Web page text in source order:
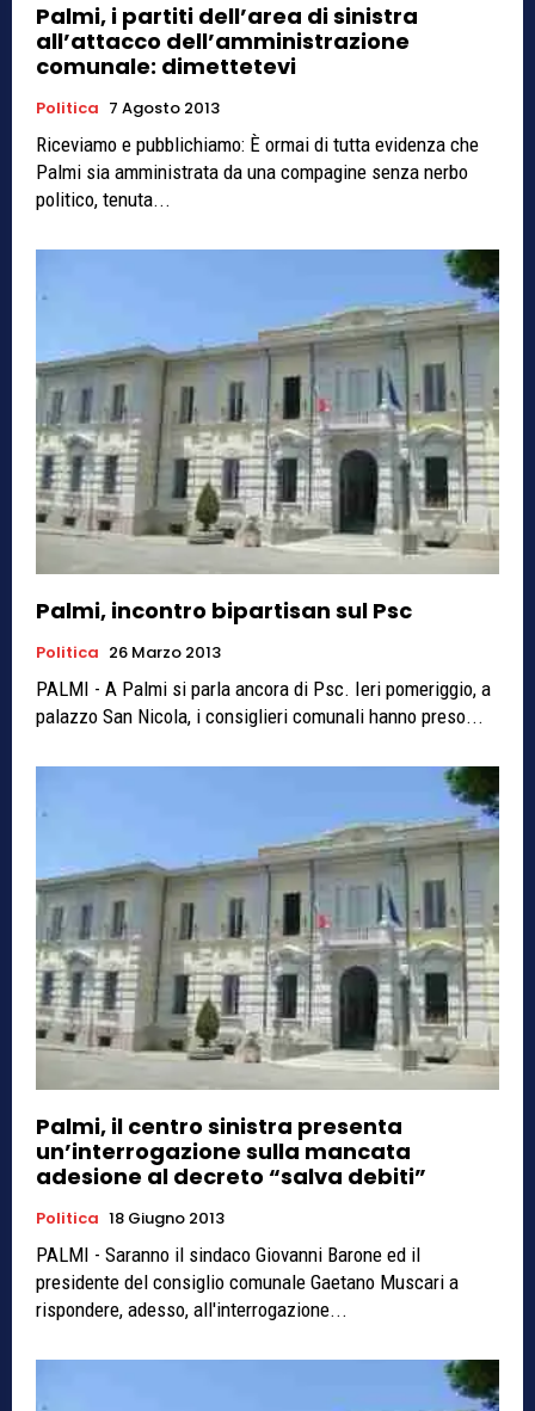
Palmi, i partiti dell’area di sinistra
all’attacco dell’amministrazione
comunale: dimettetevi
Politica 7 Agosto 2013
Riceviamo e pubblichiamo: È ormai di tutta evidenza che
Palmi sia amministrata da una compagine senza nerbo
politico, tenuta...
Palmi, incontro bipartisan sul Psc
Politica 26 Marzo 2013
PALMI - A Palmi si parla ancora di Psc. Ieri pomeriggio, a
palazzo San Nicola, i consiglieri comunali hanno preso...
Palmi, il centro sinistra presenta
un’interrogazione sulla mancata
adesione al decreto “salva debiti”
Politica 18 Giugno 2013
PALMI - Saranno il sindaco Giovanni Barone ed il
presidente del consiglio comunale Gaetano Muscari a
rispondere, adesso, all'interrogazione...